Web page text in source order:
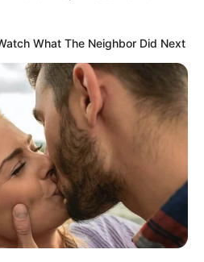
What The Neighbor Did Next